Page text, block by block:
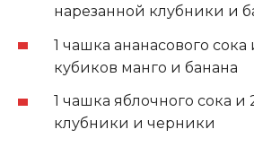
нарезанной клубники и
1 чашка ананасового
кубиков манго и банана
1 чашка яблочного сока и
клубники и черники